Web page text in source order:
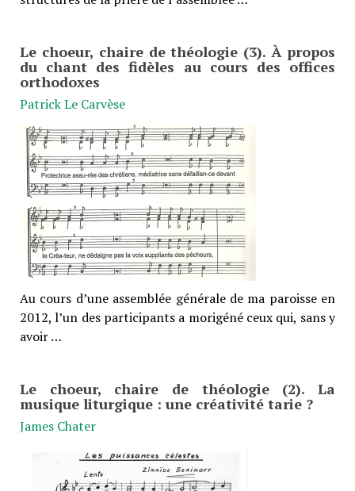
Le choeur, chaire de théologie (3). À propos
du chant des fidèles au cours des offices
orthodoxes
Patrick Le Carvèse
Au cours d’une assemblée générale de ma paroisse en
2012, l’un des participants a morigéné ceux qui, sans y
avoir …
Le choeur, chaire de théologie (2). La
musique liturgique : une créativité tarie ?
James Chater